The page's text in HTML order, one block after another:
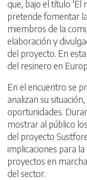
que, bajo el título 'El
pretende fomentar
miembros de la
elaboración y
del proyecto. En
del resinero en
En el encuentro se
analizan su
oportunidades.
mostrar al público
del proyecto
implicaciones para
proyectos en
del sector.